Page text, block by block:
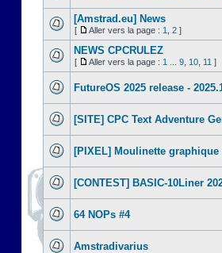
[Amstrad.eu] News
[ Aller vers la page : 1 2 ]
NEWS CPCRULEZ
[ Aller vers la page : 1 9 10 11 ]
FutureOS 2025 release -
[SITE] CPC Text Adventure
[PIXEL] Moulinette
[CONTEST] BASIC-10Liner
64 NOPs #4
Amstradivarius